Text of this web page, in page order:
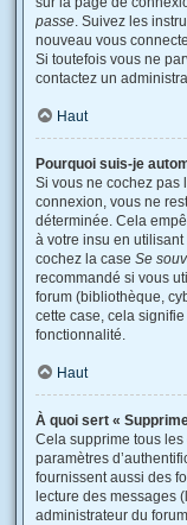
passe. Suivez les
nouveau vous
Si toutefois vous ne
contactez un
Haut
Pourquoi suis-je
Si vous ne cochez pas
connexion, vous ne
déterminée. Cela
à votre insu en
cochez la case Se
recommandé si vous
forum (bibliothèque,
cette case, cela
fonctionnalité.
Haut
À quoi sert «
Cela supprime tous
paramètres
fournissent aussi des
lecture des messages
administrateur du